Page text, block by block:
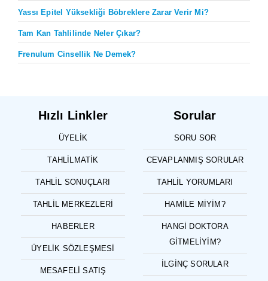
Yassı Epitel Yüksekliği Böbreklere Zarar Verir Mi?
Tam Kan Tahlilinde Neler Çıkar?
Frenulum Cinsellik Ne Demek?
Hızlı Linkler
ÜYELIK
TAHLILMATIK
TAHLIL SONUÇLARI
TAHLIL MERKEZLERI
HABERLER
ÜYELIK SÖZLEŞMESI
MESAFELI SATIŞ
Sorular
SORU SOR
CEVAPLANMIŞ SORULAR
TAHLIL YORUMLARI
HAMILE MIYIM?
HANGI DOKTORA
GITMELIYIM?
İLGINÇ SORULAR